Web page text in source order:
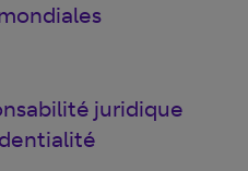
juridique